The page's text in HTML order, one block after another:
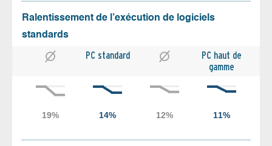
Ralentissement de l’exécution de logiciels
standards
PC standard
PC haut de
gamme